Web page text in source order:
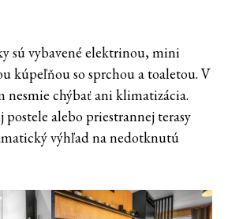
sú vybavené elektrinou, mini
kúpeľňou so sprchou a toaletou. V
nesmie chýbať ani klimatizácia.
alebo priestrannej terasy
výhľad na nedotknutú